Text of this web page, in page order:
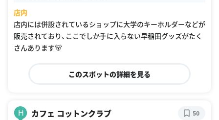
店内
店内には併設されているショップに大学のキーホルダーなどが
販売されており、ここでしか手に入らない早稲田グッズがたく
さんあります🐻
このスポットの詳細を見る
H カフェ コットンクラブ 50